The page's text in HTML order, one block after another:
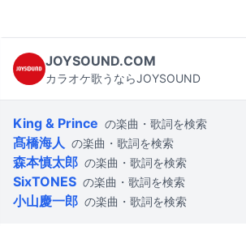
JOYSOUND.COM
カラオケ歌うならJOYSOUND
King & Prince の楽曲・歌詞を検索
髙橋海人 の楽曲・歌詞を検索
森本慎太郎 の楽曲・歌詞を検索
SixTONES の楽曲・歌詞を検索
小山慶一郎 の楽曲・歌詞を検索